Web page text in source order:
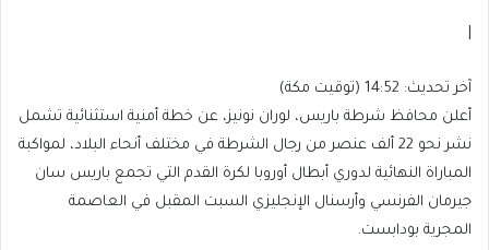
آخر
تحديث:
14:52
(توقيت
مكة)
آخر تحديث: 14:52 (توقيت مكة)
أعلن محافظ شرطة باريس، لوران نونيز، عن خطة أمنية استثنائية تشمل
نشر نحو 22 ألف عنصر من رجال الشرطة في مختلف أنحاء البلاد، لمواكبة
المباراة النهائية لدوري أبطال أوروبا لكرة القدم التي تجمع باريس سان
جيرمان الفرنسي وأرسنال الإنجليزي السبت المقبل في العاصمة
المجرية بودابست.